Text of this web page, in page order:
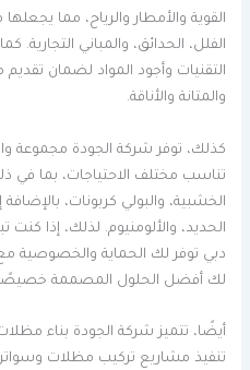
القوية والأمطار والرياح، مما
الفلل، الحدائق، والمباني
التقنيات وأجود المواد لضمان
والمتانة والأناقة.
كذلك، توفر شركة الجودة مجموعة
تناسب مختلف الاحتياجات، بما في
الخشبية، والبولي كربونات،
الحديد، والألومنيوم. لذلك، إذا
دبي توفر لك الحماية والخصوصية
لك أفضل الحلول المصممة
أيضًا، تتميز شركة الجودة بناء
تنفيذ مشاريع تركيب مظلات